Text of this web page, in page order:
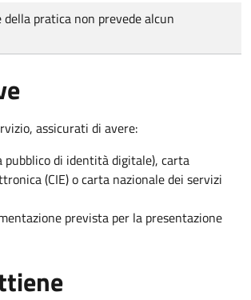
della pratica non prevede alcun
assicurati di avere:
pubblico di identità digitale), carta
(CIE) o carta nazionale dei servizi
prevista per la presentazione